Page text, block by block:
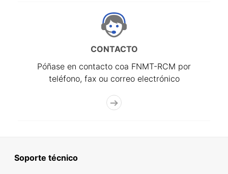
CONTACTO
Póñase en contacto coa FNMT-RCM por
teléfono, fax ou correo electrónico
Soporte técnico